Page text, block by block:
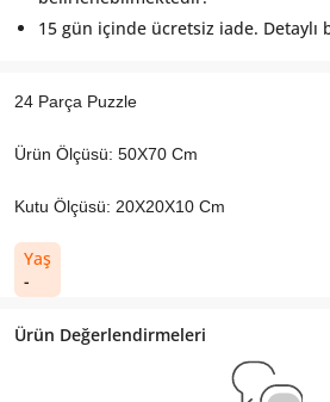
15 gün içinde ücretsiz iade. Detaylı
24 Parça Puzzle
Ürün Ölçüsü: 50X70 Cm
Kutu Ölçüsü: 20X20X10 Cm
Yaş
-
Ürün Değerlendirmeleri